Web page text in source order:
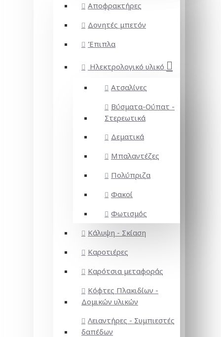
Αποφρακτήρες
Δονητές μπετόν
Έπιπλα
Ηλεκτρολογικό υλικό
Ατσαλίνες
Βύσματα-Ούπατ -
Στερεωτικά
Δεματικά
Μπαλαντέζες
Πολύπριζα
Φακοί
Φωτισμός
Κάλυψη - Σκίαση
Καροτιέρες
Καρότσια μεταφοράς
Κόφτες Πλακιδίων -
Δομικών υλικών
Λειαντήρες - Συμπιεστές
δαπέδων